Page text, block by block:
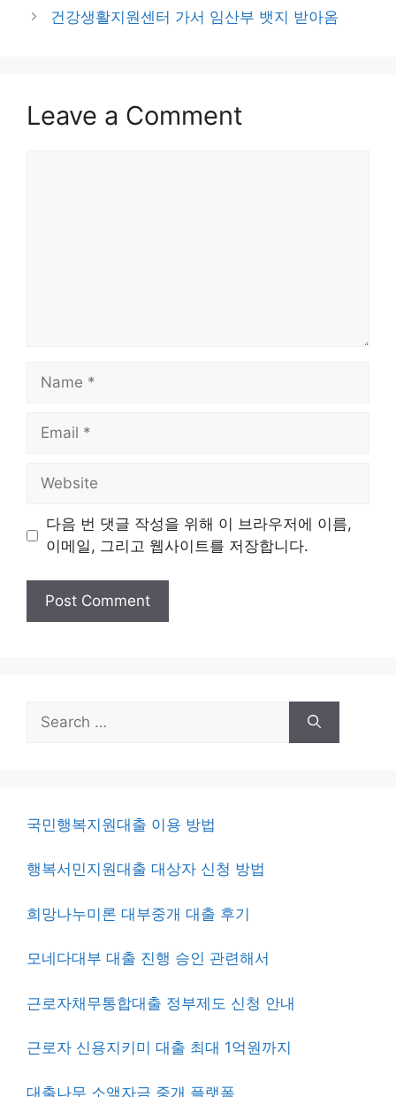
건강생활지원센터 가서 임산부 뱃지 받아옴
Leave a Comment
Name
Email
Website
다음 번 댓글 작성을 위해 이 브라우저에 이름,
이메일, 그리고 웹사이트를 저장합니다.
for:
국민행복지원대출 이용 방법
행복서민지원대출 대상자 신청 방법
희망나누미론 대부중개 대출 후기
모네다대부 대출 진행 승인 관련해서
근로자채무통합대출 정부제도 신청 안내
근로자 신용지키미 대출 최대 1억원까지
대출나무 소액자금 중개 플랫폼